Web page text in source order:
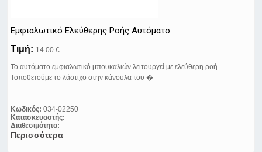
Εμφιαλωτικό Eλεύθερης Ροής Αυτόματο
Τιμή: 14.00 €
Το αυτόματο εμφιαλωτικό μπουκαλιών λειτουργεί με ελεύθερη ροή.
Τοποθετούμε το λάστιχο στην κάνουλα του �
Κωδικός: 034-02250
Κατασκευαστής:
Διαθεσιμότητα:
Περισσότερα